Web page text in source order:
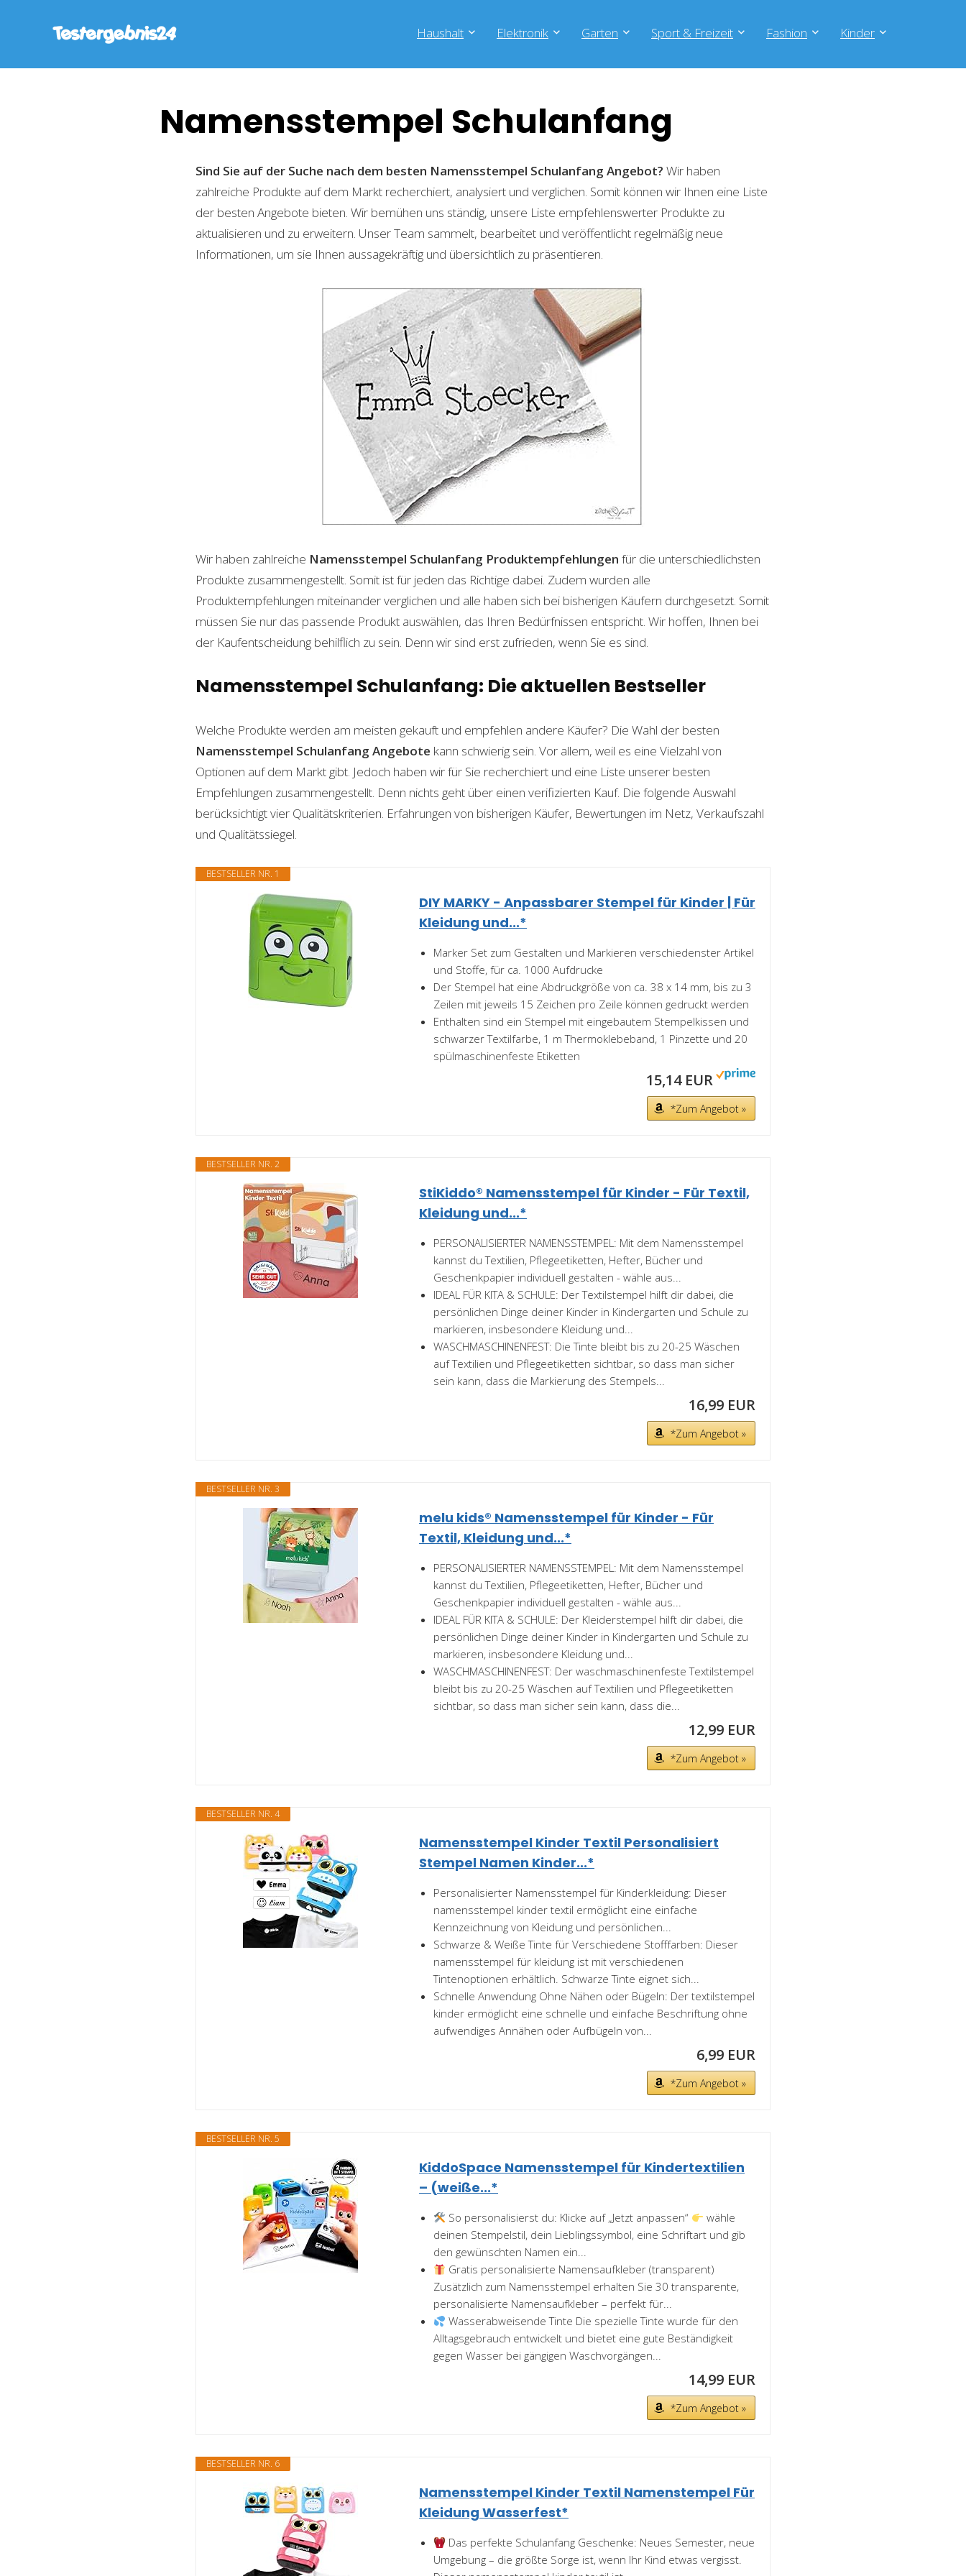
Haushalt Elektronik Garten Sport & Freizeit Fashion Kinder
Namensstempel Schulanfang
Sind Sie auf der Suche nach dem besten Namensstempel Schulanfang Angebot? Wir haben
zahlreiche Produkte auf dem Markt recherchiert, analysiert und verglichen. Somit können wir Ihnen eine Liste
der besten Angebote bieten. Wir bemühen uns ständig, unsere Liste empfehlenswerter Produkte zu
aktualisieren und zu erweitern. Unser Team sammelt, bearbeitet und veröffentlicht regelmäßig neue
Informationen, um sie Ihnen aussagekräftig und übersichtlich zu präsentieren.
Wir haben zahlreiche Namensstempel Schulanfang Produktempfehlungen für die unterschiedlichsten
Produkte zusammengestellt. Somit ist für jeden das Richtige dabei. Zudem wurden alle
Produktempfehlungen miteinander verglichen und alle haben sich bei bisherigen Käufern durchgesetzt. Somit
müssen Sie nur das passende Produkt auswählen, das Ihren Bedürfnissen entspricht. Wir hoffen, Ihnen bei
der Kaufentscheidung behilflich zu sein. Denn wir sind erst zufrieden, wenn Sie es sind.
Namensstempel Schulanfang: Die aktuellen Bestseller
Welche Produkte werden am meisten gekauft und empfehlen andere Käufer? Die Wahl der besten
Namensstempel Schulanfang Angebote kann schwierig sein. Vor allem, weil es eine Vielzahl von
Optionen auf dem Markt gibt. Jedoch haben wir für Sie recherchiert und eine Liste unserer besten
Empfehlungen zusammengestellt. Denn nichts geht über einen verifizierten Kauf. Die folgende Auswahl
berücksichtigt vier Qualitätskriterien. Erfahrungen von bisherigen Käufer, Bewertungen im Netz, Verkaufszahl
und Qualitätssiegel.
BESTSELLER NR. 1
DIY MARKY - Anpassbarer Stempel für Kinder | Für
Kleidung und...*
Marker Set zum Gestalten und Markieren verschiedenster Artikel
und Stoffe, für ca. 1000 Aufdrucke
Der Stempel hat eine Abdruckgröße von ca. 38 x 14 mm, bis zu 3
Zeilen mit jeweils 15 Zeichen pro Zeile können gedruckt werden
Enthalten sind ein Stempel mit eingebautem Stempelkissen und
schwarzer Textilfarbe, 1 m Thermoklebeband, 1 Pinzette und 20
spülmaschinenfeste Etiketten
15,14 EUR
*Zum Angebot »
BESTSELLER NR. 2
StiKiddo® Namensstempel für Kinder - Für Textil,
Kleidung und...*
PERSONALISIERTER NAMENSSTEMPEL: Mit dem Namensstempel
kannst du Textilien, Pflegeetiketten, Hefter, Bücher und
Geschenkpapier individuell gestalten - wähle aus...
IDEAL FÜR KITA & SCHULE: Der Textilstempel hilft dir dabei, die
persönlichen Dinge deiner Kinder in Kindergarten und Schule zu
markieren, insbesondere Kleidung und...
WASCHMASCHINENFEST: Die Tinte bleibt bis zu 20-25 Wäschen
auf Textilien und Pflegeetiketten sichtbar, so dass man sicher
sein kann, dass die Markierung des Stempels...
16,99 EUR
*Zum Angebot »
BESTSELLER NR. 3
melu kids® Namensstempel für Kinder - Für
Textil, Kleidung und...*
PERSONALISIERTER NAMENSSTEMPEL: Mit dem Namensstempel
kannst du Textilien, Pflegeetiketten, Hefter, Bücher und
Geschenkpapier individuell gestalten - wähle aus...
IDEAL FÜR KITA & SCHULE: Der Kleiderstempel hilft dir dabei, die
persönlichen Dinge deiner Kinder in Kindergarten und Schule zu
markieren, insbesondere Kleidung und...
WASCHMASCHINENFEST: Der waschmaschinenfeste Textilstempel
bleibt bis zu 20-25 Wäschen auf Textilien und Pflegeetiketten
sichtbar, so dass man sicher sein kann, dass die...
12,99 EUR
*Zum Angebot »
BESTSELLER NR. 4
Namensstempel Kinder Textil Personalisiert
Stempel Namen Kinder...*
Personalisierter Namensstempel für Kinderkleidung: Dieser
namensstempel kinder textil ermöglicht eine einfache
Kennzeichnung von Kleidung und persönlichen...
Schwarze & Weiße Tinte für Verschiedene Stofffarben: Dieser
namensstempel für kleidung ist mit verschiedenen
Tintenoptionen erhältlich. Schwarze Tinte eignet sich...
Schnelle Anwendung Ohne Nähen oder Bügeln: Der textilstempel
kinder ermöglicht eine schnelle und einfache Beschriftung ohne
aufwendiges Annähen oder Aufbügeln von...
6,99 EUR
*Zum Angebot »
BESTSELLER NR. 5
KiddoSpace Namensstempel für Kindertextilien
– (weiße...*
So personalisierst du: Klicke auf „Jetzt anpassen“
wähle
deinen Stempelstil, dein Lieblingssymbol, eine Schriftart und gib
den gewünschten Namen ein...
Gratis personalisierte Namensaufkleber (transparent)
Zusätzlich zum Namensstempel erhalten Sie 30 transparente,
personalisierte Namensaufkleber – perfekt für...
Wasserabweisende Tinte Die spezielle Tinte wurde für den
Alltagsgebrauch entwickelt und bietet eine gute Beständigkeit
gegen Wasser bei gängigen Waschvorgängen...
14,99 EUR
*Zum Angebot »
BESTSELLER NR. 6
Namensstempel Kinder Textil Namenstempel Für
Kleidung Wasserfest*
Das perfekte Schulanfang Geschenke: Neues Semester, neue
Umgebung – die größte Sorge ist, wenn Ihr Kind etwas vergisst.